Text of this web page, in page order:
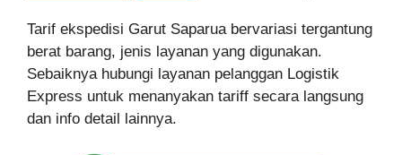
Tarif ekspedisi Garut Saparua bervariasi tergantung
berat barang, jenis layanan yang digunakan.
Sebaiknya hubungi layanan pelanggan Logistik
Express untuk menanyakan tariff secara langsung
dan info detail lainnya.